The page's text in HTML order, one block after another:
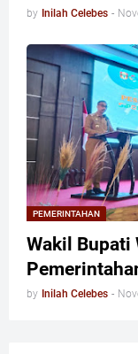
by Inilah Celebes -
PEMERINTAHAN
Wakil Bupati
by Inilah Celebes -